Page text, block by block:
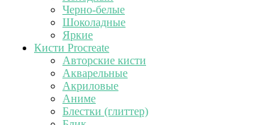
Черно-белые
Шоколадные
Яркие
Кисти Procreate
Авторские кисти
Акварельные
Акриловые
Аниме
Блестки (глиттер)